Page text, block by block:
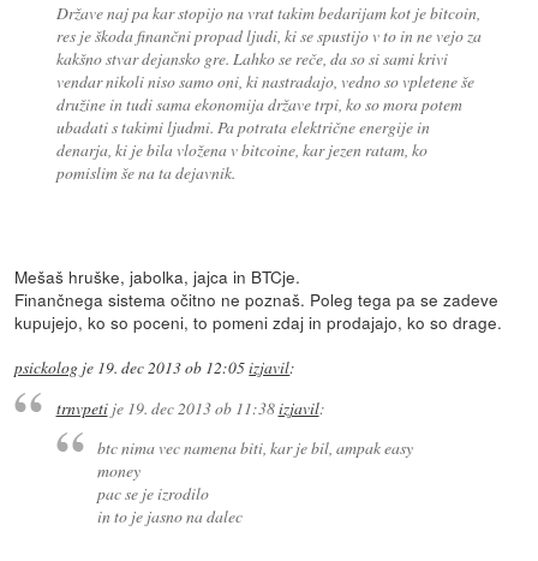
Države naj pa kar stopijo na vrat takim bedarijam kot je bitcoin,
res je škoda finančni propad ljudi, ki se spustijo v to in ne vejo za
kakšno stvar dejansko gre. Lahko se reče, da so si sami krivi
vendar nikoli niso samo oni, ki nastradajo, vedno so vpletene še
družine in tudi sama ekonomija države trpi, ko so mora potem
ubadati s takimi ljudmi. Pa potrata električne energije in
denarja, ki je bila vložena v bitcoine, kar jezen ratam, ko
pomislim še na ta dejavnik.
Mešaš hruške, jabolka, jajca in BTCje.
Finančnega sistema očitno ne poznaš. Poleg tega pa se zadeve
kupujejo, ko so poceni, to pomeni zdaj in prodajajo, ko so drage.
psickolog je 19. dec 2013 ob 12:05izjavil:
trnvpetije 19. dec 2013 ob 11:38izjavil:
btc nima vec namena biti, kar je bil, ampak easy
money
pac se je izrodilo
in to je jasno na dalec